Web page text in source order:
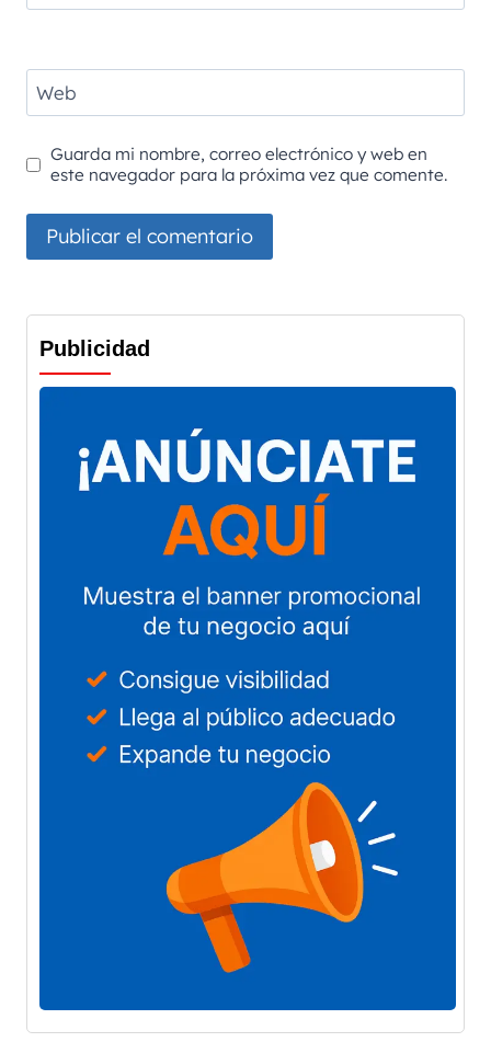
Web
Guarda mi nombre, correo electrónico y web en
este navegador para la próxima vez que comente.
Publicidad